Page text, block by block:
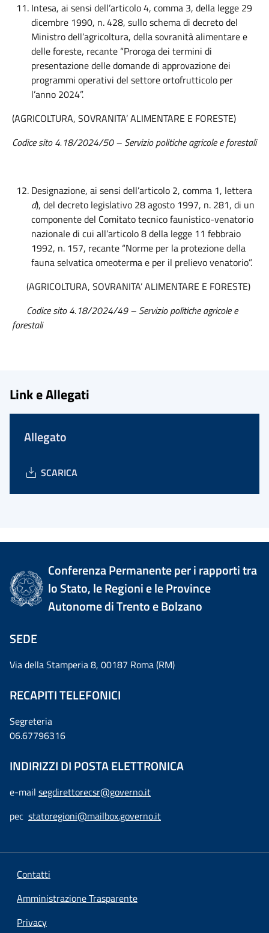
Intesa, ai sensi dell’articolo 4, comma 3, della legge 29
dicembre 1990, n. 428, sullo schema di decreto del
Ministro dell’agricoltura, della sovranità alimentare e
delle foreste, recante “Proroga dei termini di
presentazione delle domande di approvazione dei
programmi operativi del settore ortofrutticolo per
l’anno 2024”.
(AGRICOLTURA, SOVRANITA’ ALIMENTARE E FORESTE)
Codice sito 4.18/2024/50 – Servizio politiche agricole e forestali
Designazione, ai sensi dell’articolo 2, comma 1, lettera
d), del decreto legislativo 28 agosto 1997, n. 281, di un
componente del Comitato tecnico faunistico-venatorio
nazionale di cui all’articolo 8 della legge 11 febbraio
1992, n. 157, recante “Norme per la protezione della
fauna selvatica omeoterma e per il prelievo venatorio”.
(AGRICOLTURA, SOVRANITA’ ALIMENTARE E FORESTE)
Codice sito 4.18/2024/49 – Servizio politiche agricole e
forestali
Link e Allegati
Allegato
SCARICA
Conferenza Permanente per i rapporti tra
lo Stato, le Regioni e le Province
Autonome di Trento e Bolzano
SEDE
Via della Stamperia 8, 00187 Roma (RM)
RECAPITI TELEFONICI
Segreteria
06.67796316
INDIRIZZI DI POSTA ELETTRONICA
e-mail segdirettorecsr@governo.it
pec statoregioni@mailbox.governo.it
Contatti
Amministrazione Trasparente
Privacy